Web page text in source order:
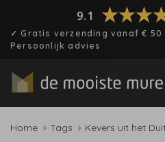
9.1
✓ Gratis verzending vanaf €
Persoonlijk advies
Home Tags Kevers uit het